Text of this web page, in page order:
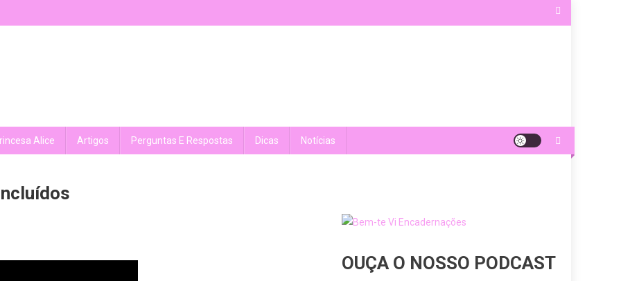
Alice Artigos Perguntas E Respostas Dicas Notícias
OUÇA O NOSSO PODCAST